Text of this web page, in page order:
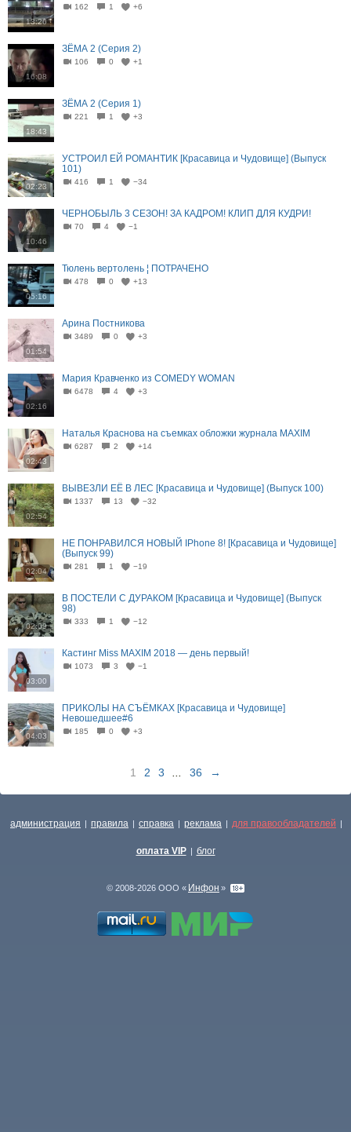
13:26
162 1 +6
16:08
ЗЁМА 2 (Серия 2)
106 0 +1
18:43
ЗЁМА 2 (Серия 1)
221 1 +3
02:23
УСТРОИЛ ЕЙ РОМАНТИК [Красавица и Чудовище] (Выпуск
101)
416 1 −34
10:46
ЧЕРНОБЫЛЬ 3 СЕЗОН! ЗА КАДРОМ! КЛИП ДЛЯ КУДРИ!
70 4 −1
05:16
Тюлень вертолень ¦ ПОТРАЧЕНО
478 0 +13
01:54
Арина Постникова
3489 0 +3
02:16
Мария Кравченко из COMEDY WOMAN
6478 4 +3
02:43
Наталья Краснова на съемках обложки журнала MAXIM
6287 2 +14
02:54
ВЫВЕЗЛИ ЕЁ В ЛЕС [Красавица и Чудовище] (Выпуск 100)
1337 13 −32
02:04
НЕ ПОНРАВИЛСЯ НОВЫЙ IPhone 8! [Красавица и Чудовище]
(Выпуск 99)
281 1 −19
02:09
В ПОСТЕЛИ С ДУРАКОМ [Красавица и Чудовище] (Выпуск
98)
333 1 −12
03:00
Кастинг Miss MAXIM 2018 — день первый!
1073 3 −1
04:03
ПРИКОЛЫ НА СЪЁМКАХ [Красавица и Чудовище]
Невошедшее#6
185 0 +3
1 2 3 36 →
администрация | правила | справка | реклама | для правообладателей |
оплата VIP | блог
© 2008-2026 ООО « Инфон »